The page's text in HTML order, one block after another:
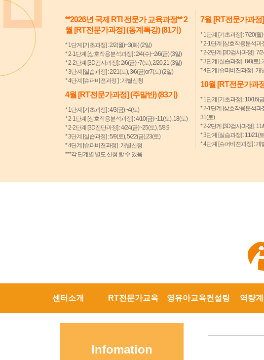
**2026년 국제 RTI 전문가 교육과정** 2
월 [RT전문가과정] (동계특강) (81기)
* 1단계 [기초과정] : 2/2(월)~3(화) (2일)
* 2-1단계 [상호작용분석과정] : 2/4(수)~2/6(금) (3일)
* 2-2단계 [3D검사과정] : 2/6(금)~7(토), 2/20,21 (3일)
* 3단계 [실습과정] : 2/21(토), 3/6(금)or7(토) (2일)
* 4단계 [슈퍼비젼과정 ] : 개별신청
4월 [RT전문가과정] (주말반) (83기)
* 1단계 [기초과정] : 4/3(금)~4(토)
* 2-1단계 [상호작용분석과정] : 4/10(금)~11(토), 18(토)
* 2-2단계 [3D진단과정] : 4/24(금)~25(토), 5/8,9
* 3단계 [실습과정] : 5/9(토), 5/22(금),23(토)
* 4단계 [슈퍼비젼과정] : 개별신청
***각 단계별 별도 신청 할 수 있음.
7월 [RT전문가과정
* 1단계 [기초과정] : 7/20(월
* 2-1단계 [상호작용분석과
* 2-2단계 [3D검사과정] : 7/
* 3단계 [실습과정] : 8/8(토),
* 4단계 [슈퍼비젼과정] : 개
10월 [RT전문가과
* 1단계 [기초과정] : 10/16(
* 2-1단계 [상호작용분석과
31(토)
* 2-2단계 [3D검사과정] :
* 3단계 [실습과정] : 11/21(
* 4단계 [슈퍼비젼과정] : 개
센터소개 RT전문가교육 영유아교육컨설팅 역량
Infomation